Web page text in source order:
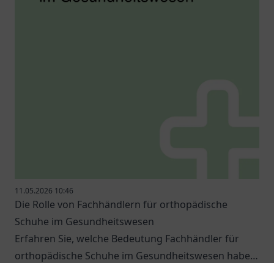
11.05.2026 10:46
Die Rolle von Fachhändlern für orthopädische
Schuhe im Gesundheitswesen
Erfahren Sie, welche Bedeutung Fachhändler für
orthopädische Schuhe im Gesundheitswesen haben